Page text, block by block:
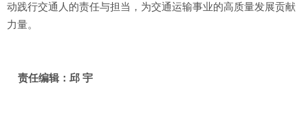
动践行交通人的责任与担当，为交通运输事业的高质量发展贡献
力量。
责任编辑：邱 宇